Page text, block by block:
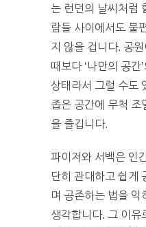
는 런던의 날씨처럼
람들 사이에서도 불
지 않을 겁니다. 공
때보다 ‘나만의 공간
상태라서 그럴 수도
좁은 공간에 무척 조
을 즐깁니다.
파이저와 서벡은 인
단히 관대하고 쉽게
며 공존하는 법을 익
생각합니다. 그 이유